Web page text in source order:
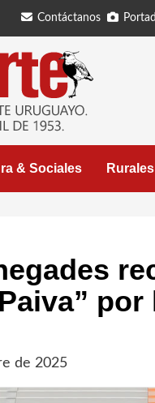
Contáctanos
& Sociales Rurales
de 2025